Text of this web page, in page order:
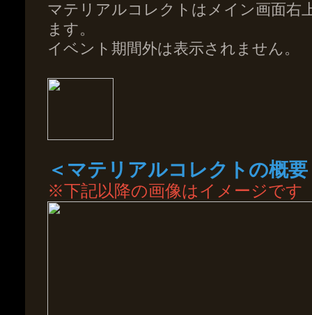
マテリアルコレクトはメイン画面右
ます。
イベント期間外は表示されません。
＜マテリアルコレクトの概要
※下記以降の画像はイメージです